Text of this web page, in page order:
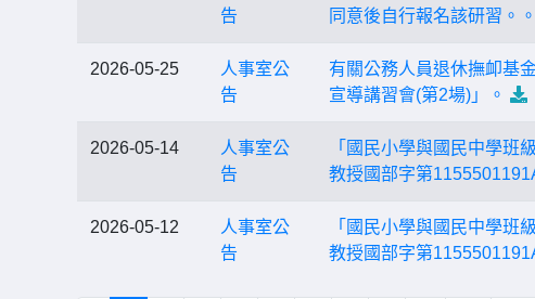
告
同意後自行報名該研習。。
2026-05-25
人事室公
告
有關公務人員退休撫卹基
宣導講習會(第2場)」。
2026-05-14
人事室公
告
「國民小學與國民中學班
教授國部字第
2026-05-12
人事室公
告
「國民小學與國民中學班
教授國部字第